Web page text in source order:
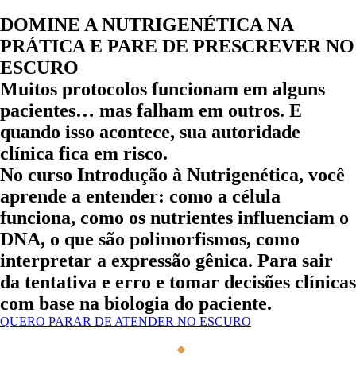
DOMINE A NUTRIGENÉTICA NA
PRÁTICA E PARE DE PRESCREVER NO
ESCURO
Muitos protocolos funcionam em alguns
pacientes… mas falham em outros. E
quando isso acontece, sua autoridade
clínica fica em risco.
No curso Introdução à Nutrigenética, você
aprende a entender: como a célula
funciona, como os nutrientes influenciam o
DNA, o que são polimorfismos, como
interpretar a expressão gênica. Para sair
da tentativa e erro e tomar decisões clínicas
com base na biologia do paciente.
QUERO PARAR DE ATENDER NO ESCURO
◆DRA. SANDRA